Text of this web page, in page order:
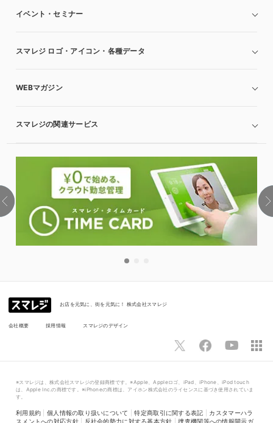
イベント・セミナー
スマレジ ロゴ・アイコン・各種データ
WEBマガジン
スマレジの関連サービス
お店を元気に、街を元気に！ 株式会社スマレジ
会社概要 採用情報 スマレジのデザイン
※スマレジは、株式会社スマレジの登録商標です。※Apple、Appleロゴ、iPad、iPhone、iPod touch
は、Apple Inc.の商標です。※iPhoneの商標は、アイホン株式会社のライセンスに基づき使用されていま
す。
利用規約 個人情報の取り扱いについて |特定商取引に関する表記
カスタマーハラ
スメントへの対応方針| 反社会的勢力に対する基本方針 |捜査機関等への情報開示ガ